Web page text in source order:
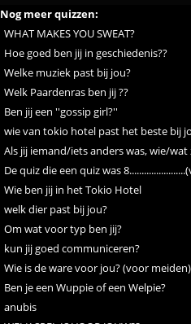
Nog meer quizzen:
WHAT MAKES YOU SWEAT?
Hoe goed ben jij in geschiedenis??
Welke muziek past bij jou?
Welk Paardenras ben jij ??
Ben jij een ''gossip girl?''
wie van tokio hotel past het beste bij
Als jij iemand/iets anders was, wie/wat
De quiz die een quiz was
Wie ben jij in het Tokio Hotel
welk dier past bij jou?
Om wat voor typ ben jij?
kun jij goed communiceren?
Wie is de ware voor jou? (voor meiden)
Ben je een Wuppie of een Welpie?
anubis